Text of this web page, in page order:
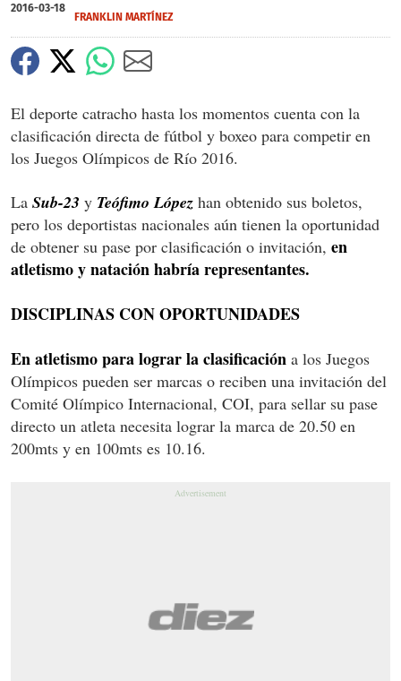
2016-03-18
FRANKLIN MARTÍNEZ
El deporte catracho hasta los momentos cuenta con la
clasificación directa de fútbol y boxeo para competir en
los Juegos Olímpicos de Río 2016.
La Sub-23 y Teófimo López han obtenido sus boletos,
pero los deportistas nacionales aún tienen la oportunidad
de obtener su pase por clasificación o invitación, en
atletismo y natación habría representantes.
DISCIPLINAS CON OPORTUNIDADES
En atletismo para lograr la clasificación a los Juegos
Olímpicos pueden ser marcas o reciben una invitación del
Comité Olímpico Internacional, COI, para sellar su pase
directo un atleta necesita lograr la marca de 20.50 en
200mts y en 100mts es 10.16.